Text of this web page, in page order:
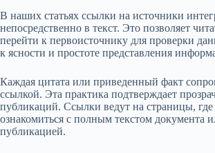
В наших статьях ссылки на источники
непосредственно в текст. Это позволяет
перейти к первоисточнику для проверки
к ясности и простоте представления
Каждая цитата или приведенный факт
ссылкой. Эта практика подтверждает
публикаций. Ссылки ведут на страницы,
ознакомиться с полным текстом документа
публикацией.